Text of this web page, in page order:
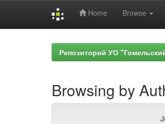
Home Browse
Репозиторий УО
Browsing by